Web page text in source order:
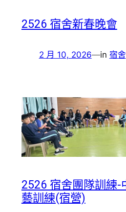
2526 宿舍新春晚會
2 月 10, 2026—in 宿舍
2526 宿舍團隊訓練-
藝訓練(宿營)